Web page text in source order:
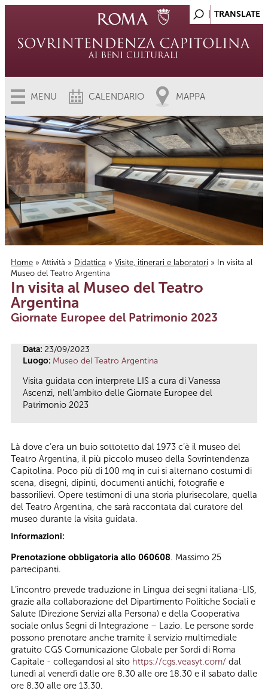
MENU CALENDARIO MAPPA
Tu sei qui
Home » Attività » Didattica » Visite, itinerari e laboratori » In visita al
Museo del Teatro Argentina
In visita al Museo del Teatro
Argentina
Giornate Europee del Patrimonio 2023
Data: 23/09/2023
Luogo: Museo del Teatro Argentina
Visita guidata con interprete LIS a cura di Vanessa
Ascenzi, nell'ambito delle Giornate Europee del
Patrimonio 2023
Là dove c’era un buio sottotetto dal 1973 c’è il museo del
Teatro Argentina, il più piccolo museo della Sovrintendenza
Capitolina. Poco più di 100 mq in cui si alternano costumi di
scena, disegni, dipinti, documenti antichi, fotografie e
bassorilievi. Opere testimoni di una storia plurisecolare, quella
del Teatro Argentina, che sarà raccontata dal curatore del
museo durante la visita guidata.
Informazioni:
Prenotazione obbligatoria allo 060608. Massimo 25
partecipanti.
L’incontro prevede traduzione in Lingua dei segni italiana-LIS,
grazie alla collaborazione del Dipartimento Politiche Sociali e
Salute (Direzione Servizi alla Persona) e della Cooperativa
sociale onlus Segni di Integrazione – Lazio. Le persone sorde
possono prenotare anche tramite il servizio multimediale
gratuito CGS Comunicazione Globale per Sordi di Roma
Capitale - collegandosi al sito https://cgs.veasyt.com/ dal
lunedì al venerdì dalle ore 8.30 alle ore 18.30 e il sabato dalle
ore 8.30 alle ore 13.30.